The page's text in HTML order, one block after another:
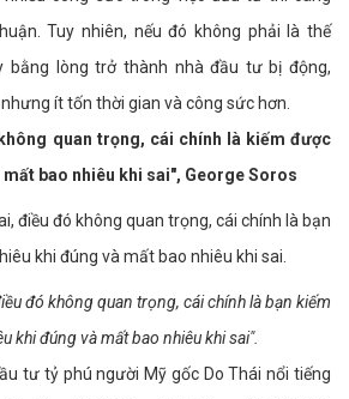
Tuy nhiên, nếu đó không phải là thế
bằng lòng trở thành nhà đầu tư bị động,
ít tốn thời gian và công sức hơn.
quan trọng, cái chính là kiếm được
mất bao nhiêu khi sai", George Soros
đó không quan trọng, cái chính là bạn kiếm
khi đúng và mất bao nhiêu khi sai".
tư tỷ phú người Mỹ gốc Do Thái nổi tiếng